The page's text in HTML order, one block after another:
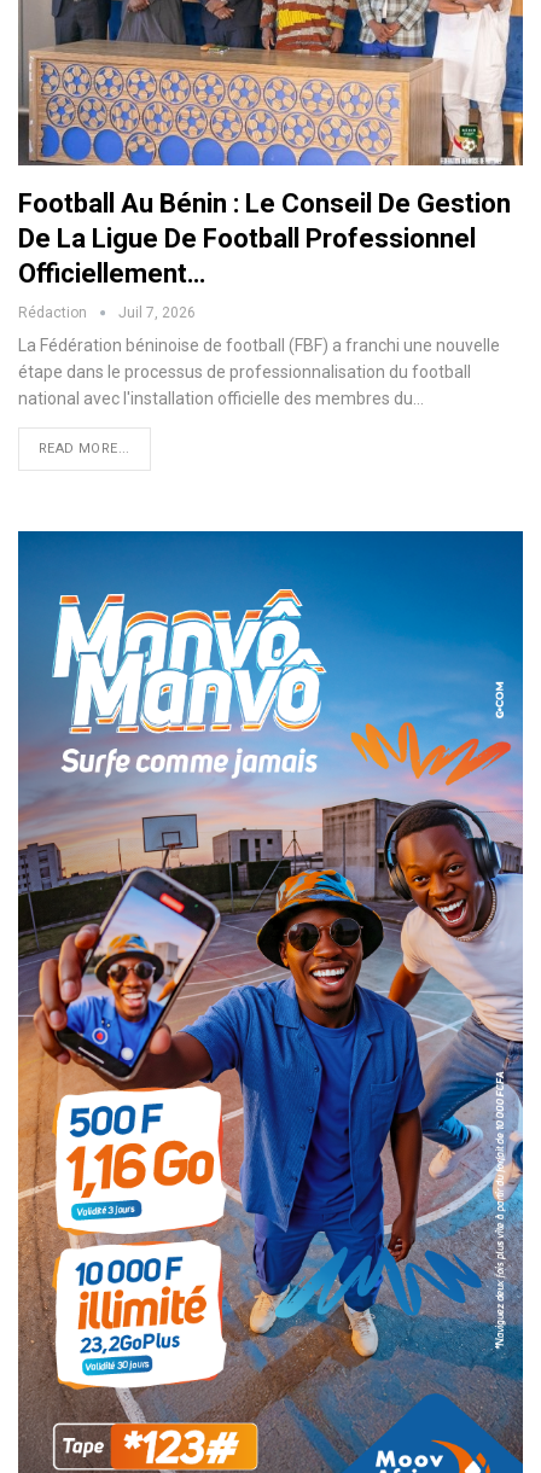
Football Au Bénin : Le Conseil De Gestion
De La Ligue De Football Professionnel
Officiellement…
Rédaction Juil 7, 2026
La Fédération béninoise de football (FBF) a franchi une nouvelle
étape dans le processus de professionnalisation du football
national avec l'installation officielle des membres du…
READ MORE...